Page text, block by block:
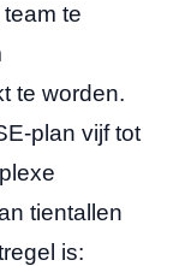
te
te worden.
plan vijf tot
tientallen
is: